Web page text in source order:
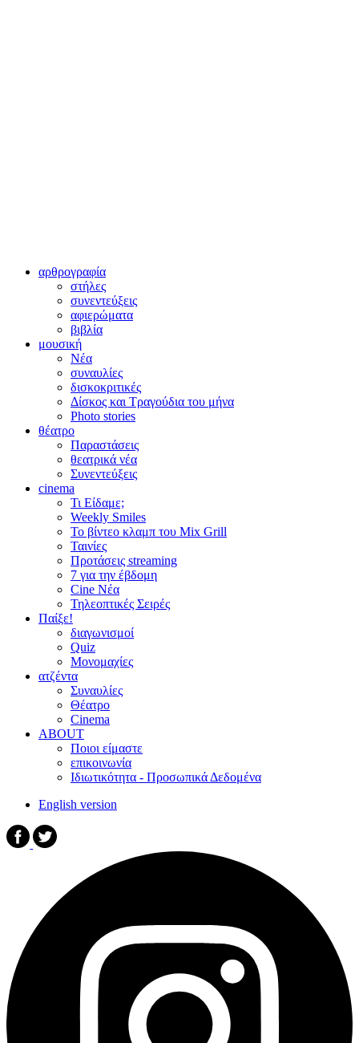
αρθρογραφία
στήλες
συνεντεύξεις
αφιερώματα
βιβλία
μουσική
Νέα
συναυλίες
δισκοκριτικές
Δίσκος και Τραγούδια του μήνα
Photo stories
θέατρο
Παραστάσεις
θεατρικά νέα
Συνεντεύξεις
cinema
Τι Είδαμε;
Weekly Smiles
Το βίντεο κλαμπ του Mix Grill
Ταινίες
Προτάσεις streaming
7 για την έβδομη
Cine Νέα
Τηλεοπτικές Σειρές
Παίξε!
διαγωνισμοί
Quiz
Μονομαχίες
ατζέντα
Συναυλίες
Θέατρο
Cinema
ABOUT
Ποιοι είμαστε
επικοινωνία
Ιδιωτικότητα - Προσωπικά Δεδομένα
English version